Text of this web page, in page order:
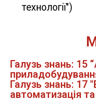
технології")
Галузь знань: 15
Галузь знань: 17
автоматизація та